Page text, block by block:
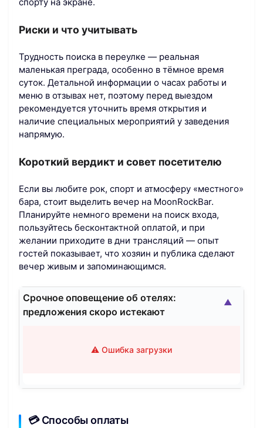
Риски и что учитывать
Трудность поиска в переулке — реальная
маленькая преграда, особенно в тёмное время
суток. Детальной информации о часах работы и
меню в отзывах нет, поэтому перед выездом
рекомендуется уточнить время открытия и
наличие специальных мероприятий у заведения
напрямую.
Короткий вердикт и совет посетителю
Если вы любите рок, спорт и атмосферу «местного»
бара, стоит выделить вечер на MoonRockBar.
Планируйте немного времени на поиск входа,
пользуйтесь бесконтактной оплатой, и при
желании приходите в дни трансляций — опыт
гостей показывает, что хозяин и публика сделают
вечер живым и запоминающимся.
Срочное оповещение об отелях:
предложения скоро истекают
⚠️ Ошибка загрузки
▲
💳 Способы оплаты